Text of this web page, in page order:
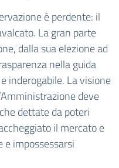
è perdente: il
La gran parte
dalla sua elezione ad
nella guida
inderogabile. La visione
deve
dettate da poteri
il mercato e
impossessarsi